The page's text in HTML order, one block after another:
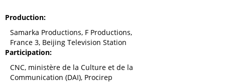
Production
Samarka Productions, F Productions,
France 3, Beijing Television Station
Participation
CNC, ministère de la Culture et de la
Communication (DAI), Procirep